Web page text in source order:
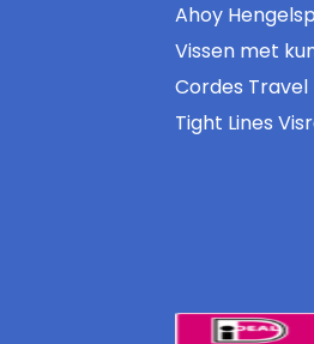
Ahoy
Vissen met
Cordes Travel
Tight Lines